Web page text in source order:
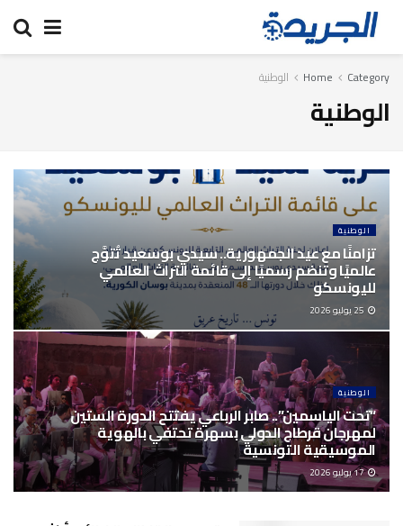
Home Category الوطنية
الوطنية
الوطنية
تزامنًا مع عيد الجمهورية.. سيدي بوسعيد تُتوَّج
عالميًا وتنضم رسميًا إلى قائمة التراث العالمي
لليونسكو
الوطنية
“تحت الياسمين”.. صابر الرباعي يفتتح الدورة الستين
لمهرجان قرطاج الدولي بسهرة تحتفي بالهوية
الموسيقية التونسية
17 يوليو 2026